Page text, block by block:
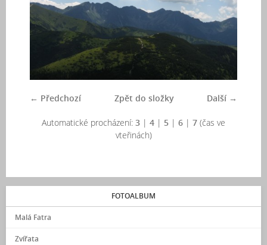
← Předchozí Další →
Zpět do složky
Automatické procházení: 3 | 4 | 5 | 6 | 7 (čas ve
vteřinách)
FOTOALBUM
Malá Fatra
Zvířata